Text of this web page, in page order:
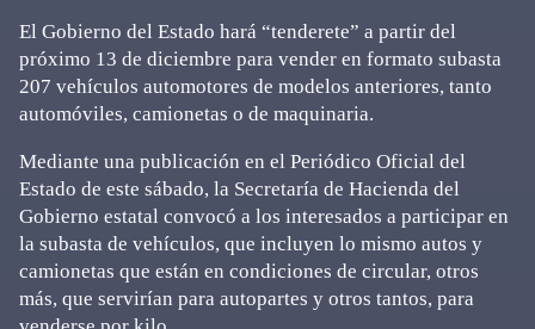
El Gobierno del Estado hará “tenderete” a partir del
próximo 13 de diciembre para vender en formato subasta
207 vehículos automotores de modelos anteriores, tanto
automóviles, camionetas o de maquinaria.
Mediante una publicación en el Periódico Oficial del
Estado de este sábado, la Secretaría de Hacienda del
Gobierno estatal convocó a los interesados a participar en
la subasta de vehículos, que incluyen lo mismo autos y
camionetas que están en condiciones de circular, otros
más, que servirían para autopartes y otros tantos, para